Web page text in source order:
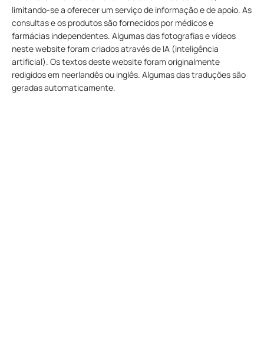
limitando-se a oferecer um serviço de informação e de apoio. As
consultas e os produtos são fornecidos por médicos e
farmácias independentes. Algumas das fotografias e vídeos
neste website foram criados através de IA (inteligência
artificial). Os textos deste website foram originalmente
redigidos em neerlandês ou inglês. Algumas das traduções são
geradas automaticamente.